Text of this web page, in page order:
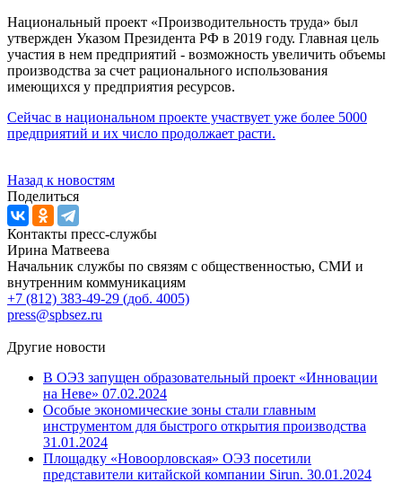
Национальный проект «Производительность труда» был
утвержден Указом Президента РФ в 2019 году. Главная цель
участия в нем предприятий - возможность увеличить объемы
производства за счет рационального использования
имеющихся у предприятия ресурсов.
Сейчас в национальном проекте участвует уже более 5000
предприятий и их число продолжает расти.
Назад к новостям
Поделиться
Контакты пресс-службы
Ирина Матвеева
Начальник службы по связям с общественностью, СМИ и
внутренним коммуникациям
+7 (812) 383-49-29 (доб. 4005)
press@spbsez.ru
Другие новости
В ОЭЗ запущен образовательный проект «Инновации
на Неве» 07.02.2024
Особые экономические зоны стали главным
инструментом для быстрого открытия производства
31.01.2024
Площадку «Новоорловская» ОЭЗ посетили
представители китайской компании Sirun. 30.01.2024